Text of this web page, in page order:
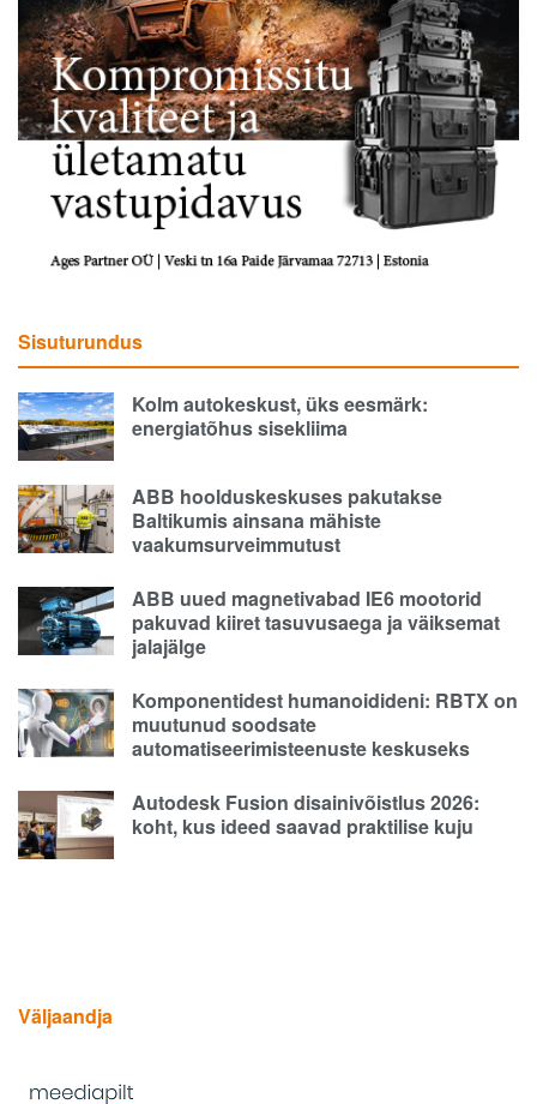
Sisuturundus
Kolm autokeskust, üks eesmärk:
energiatõhus sisekliima
ABB hoolduskeskuses pakutakse
Baltikumis ainsana mähiste
vaakumsurveimmutust
ABB uued magnetivabad IE6 mootorid
pakuvad kiiret tasuvusaega ja väiksemat
jalajälge
Komponentidest humanoidideni: RBTX on
muutunud soodsate
automatiseerimisteenuste keskuseks
Autodesk Fusion disainivõistlus 2026:
koht, kus ideed saavad praktilise kuju
Väljaandja